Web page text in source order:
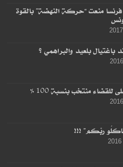
منعت “حركة النهضة” بالقوة
باغتيال بلعيد والبراهمي ؟
للقضاء منتخب بنسبة 100 %
ربّكم” !!!